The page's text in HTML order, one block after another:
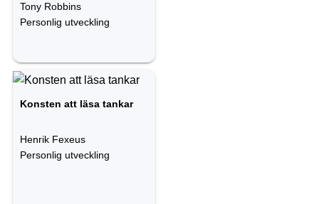
Tony Robbins
Personlig utveckling
Konsten att läsa tankar
Henrik Fexeus
Personlig utveckling